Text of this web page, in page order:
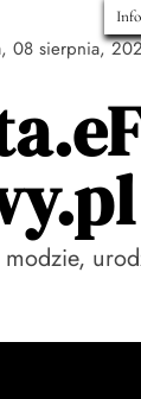
08 sierpnia,